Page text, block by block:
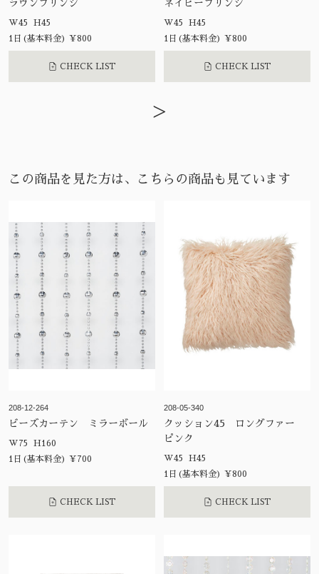
ラウンフリンジ
W45 H45
1日(基本料金) ¥800
CHECK LIST
ネイビーフリンジ
W45 H45
1日(基本料金) ¥800
CHECK LIST
>
この商品を見た方は、こちらの商品も見ています
208-12-264
ビーズカーテン ミラーボール
W75 H160
1日(基本料金) ¥700
CHECK LIST
208-05-340
クッション45 ロングファー
ピンク
W45 H45
1日(基本料金) ¥800
CHECK LIST